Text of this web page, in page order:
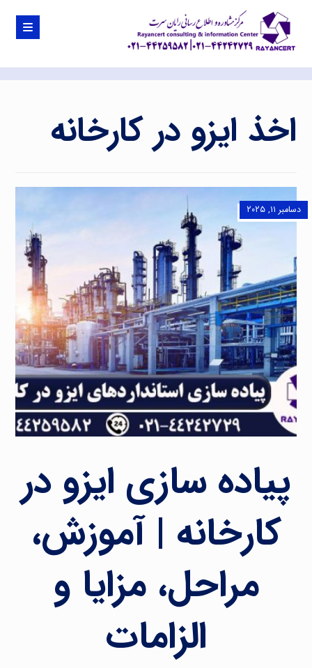
اخذ ایزو در کارخانه
پیاده سازی ایزو در
کارخانه | آموزش،
مراحل، مزایا و
الزامات
دسامبر ۱۱, ۲۰۲۵